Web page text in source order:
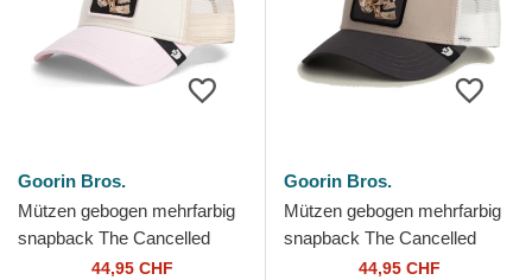
Goorin Bros.
Mützen gebogen mehrfarbig
snapback The Cancelled
Skull Whisper The Farm
44,95 CHF
Goorin Bros.
Mützen gebogen mehrfarbig
snapback The Cancelled
Skull The Farm Goorin Bros.
44,95 CHF